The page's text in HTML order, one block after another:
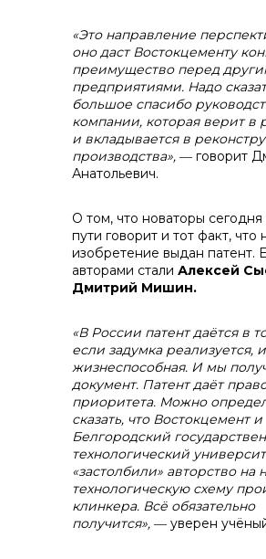
«Это направление
оно даст Востокцементу
преимущество перед
предприятиями. Надо
большое спасибо
компании, которая верит в
и вкладывается в
производства», ― говорит
Анатольевич.
О том, что новаторы
пути говорит и тот факт, что
изобретение выдан патент.
авторами стали Алексей
Дмитрий Мишин.
«В России патент даётся в
если задумка реализуется,
жизнеспособная. И мы
документ. Патент даёт
приоритета. Можно
сказать, что Востокцемент и
Белгородский
технологический
«застолбили» авторство на
технологическую схему
клинкера. Всё обязательно
получится», ― уверен